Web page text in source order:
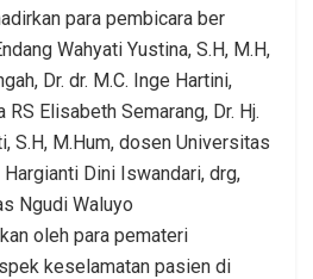
para pembicara ber
Wahyati Yustina, S.H, M.H,
Dr. dr. M.C. Inge Hartini,
Elisabeth Semarang, Dr. Hj.
S.H, M.Hum, dosen Universitas
Hargianti Dini Iswandari, drg,
Ngudi Waluyo
oleh para pemateri
keselamatan pasien di